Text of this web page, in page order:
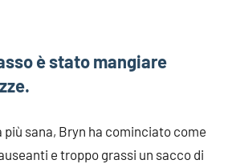
è stato mangiare
.
più sana, Bryn ha cominciato come
e troppo grassi un sacco di